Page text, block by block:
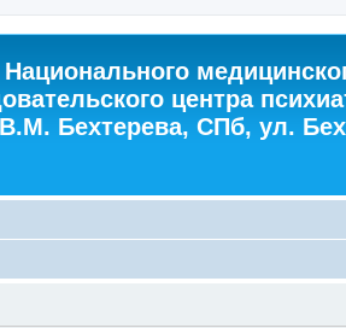
центра
Бехтерева, СПб, ул.